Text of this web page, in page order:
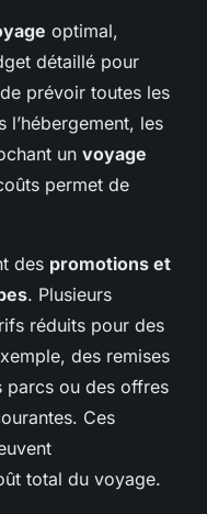
optimal,
détaillé pour
prévoir toutes les
les
un voyage
permet de
des promotions et
. Plusieurs
réduits pour des
des remises
parcs ou des offres
Ces
total du voyage.